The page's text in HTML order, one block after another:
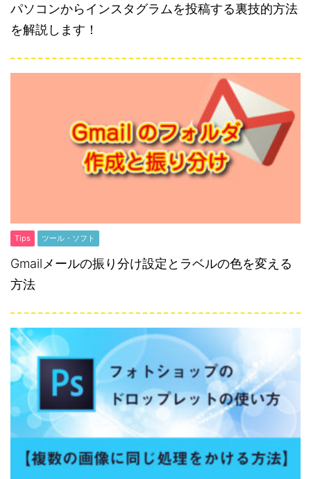
パソコンからインスタグラムを投稿する裏技的方法
を解説します！
Tips ツール・ソフト
Gmailメールの振り分け設定とラベルの色を変える
方法